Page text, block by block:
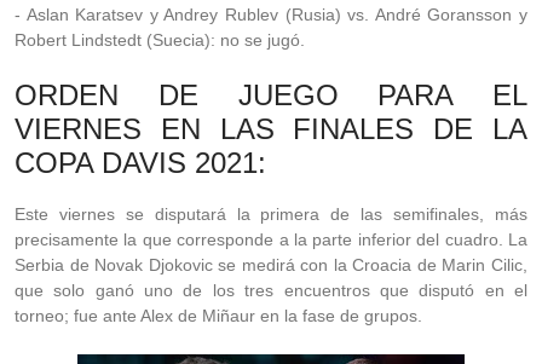
- Aslan Karatsev y Andrey Rublev (Rusia) vs. André Goransson y
Robert Lindstedt (Suecia): no se jugó.
ORDEN DE JUEGO PARA EL
VIERNES EN LAS FINALES DE LA
COPA DAVIS 2021:
Este viernes se disputará la primera de las semifinales, más
precisamente la que corresponde a la parte inferior del cuadro. La
Serbia de Novak Djokovic se medirá con la Croacia de Marin Cilic,
que solo ganó uno de los tres encuentros que disputó en el
torneo; fue ante Alex de Miñaur en la fase de grupos.